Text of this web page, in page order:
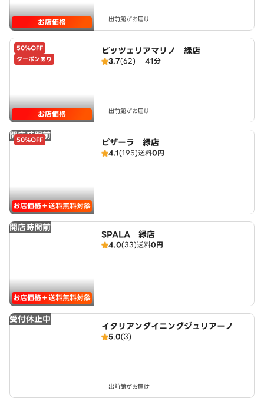
お店価格 出前館がお届け
50%OFF
クーポンあり
お店価格
ピッツェリアマリノ 緑店
3.7(62) 41分
出前館がお届け
開店時間前
50%OFF
お店価格＋送料無料対象
ピザーラ 緑店
4.1(195)送料0円
開店時間前
お店価格＋送料無料対象
SPALA 緑店
4.0(33)送料0円
受付休止中
イタリアンダイニングジュリアーノ
5.0(3)
出前館がお届け